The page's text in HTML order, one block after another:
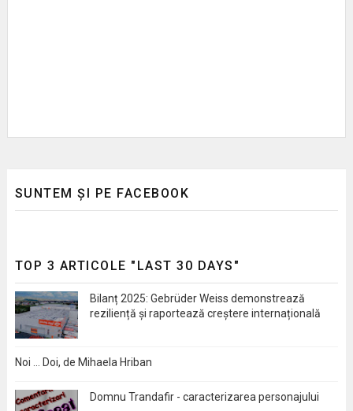
SUNTEM ȘI PE FACEBOOK
TOP 3 ARTICOLE "LAST 30 DAYS"
Bilanț 2025: Gebrüder Weiss demonstrează
reziliență și raportează creștere internațională
Noi … Doi, de Mihaela Hriban
Domnu Trandafir - caracterizarea personajului